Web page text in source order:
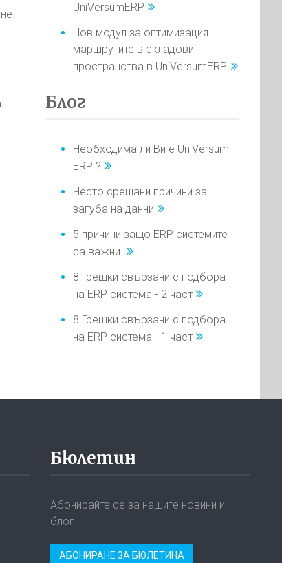
UniVersumERP
Нов модул за оптимизация
маршрутите в складови
пространства в UniVersumERP.
Блог
Необходима ли Ви е UniVersum-
ERP ?
Често срещани причини за
загуба на данни
5 причини защо ERP системите
са важни
8 Грешки свързани с подбора
на ERP система - 2 част
8 Грешки свързани с подбора
на ERP система - 1 част
Бюлетин
Абонирайте се за нашите новини и
блог
АБОНИРАНЕ ЗА БЮЛЕТИНА